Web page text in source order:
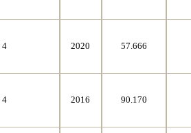
4 2020 57.666
4 2016 90.170